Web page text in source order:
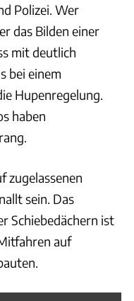
Polizei. Wer
das Bilden einer
mit deutlich
bei einem
Hupenregelung.
haben
zugelassenen
sein. Das
Schiebedächern ist
auf